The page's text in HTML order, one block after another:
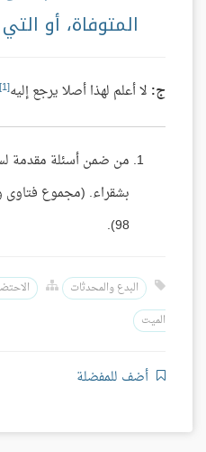
المتوفاة، أو
ج: لا أعلم لهذا أصلا يرجع إليه[1]
من ضمن أسئلة مقدمة
98).
البدع والمحدثات
الميت
أضف للمفضلة